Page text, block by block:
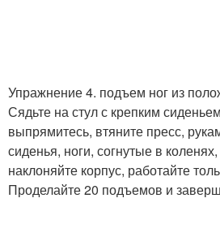
Упражнение 4. подъем ног из
Сядьте на стул с крепким
выпрямитесь, втяните пресс,
сиденья, ноги, согнутые в
наклоняйте корпус, работайте
Проделайте 20 подъемов и